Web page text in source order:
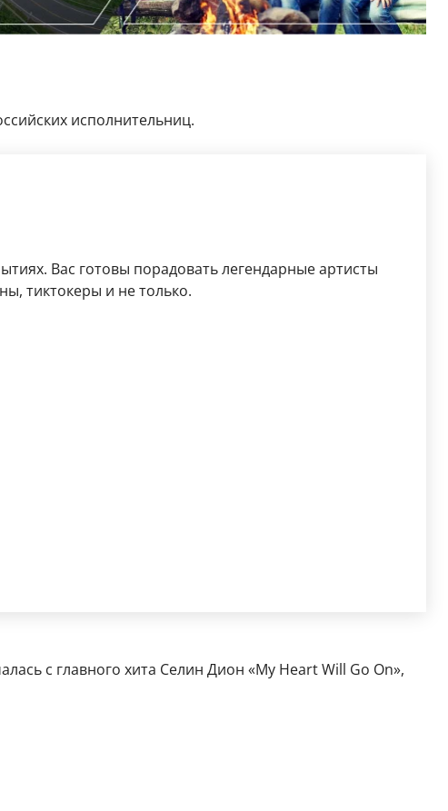
исполнительниц.
Вас готовы порадовать легендарные артисты
тиктокеры и не только.
с главного хита Селин Дион «My Heart Will Go On»,